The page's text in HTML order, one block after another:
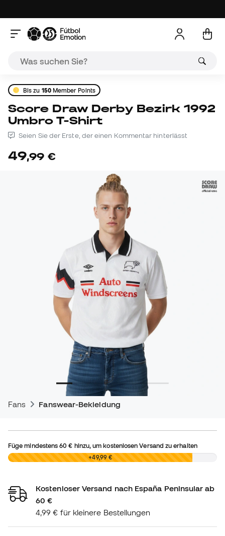
Bis zu 150Member Points
Score Draw Derby Bezirk 1992
Umbro T-Shirt
Seien Sie der Erste, der einen Kommentar hinterlässt
49,99 €
Fans Fanswear-Bekleidung
Füge mindestens60 € hinzu, um kostenlosen Versand zu erhalten
0,00 € +49,99 €
Kostenloser Versand nach España Peninsular ab
60 €
4,99 € für kleinere Bestellungen